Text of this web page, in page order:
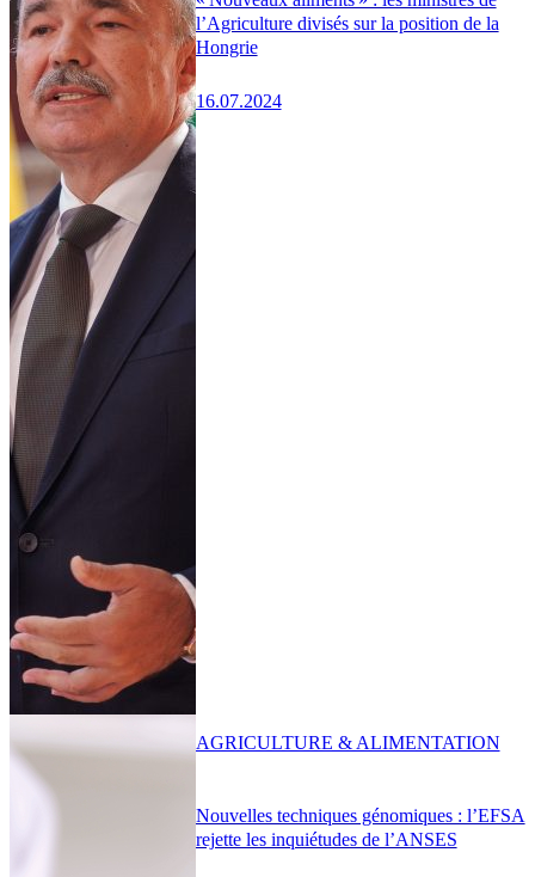
l’Agriculture divisés sur la position de la
Hongrie
16.07.2024
Nouvelles techniques génomiques : l’EFSA
rejette les inquiétudes de l’ANSES
AGRICULTURE & ALIMENTATION